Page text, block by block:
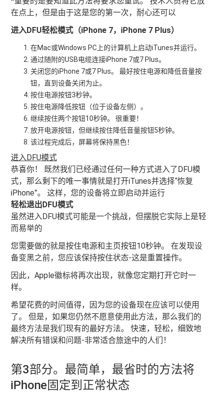
在点上，但是由于这是您的第一次，耐心还可以
进入DFU轻松模式（iPhone 7，iPhone 7 Plus）
在Mac或Windows PC上的计算机上启动iTunes并运行。
通过随附的USB电缆连接iPhone 7或7 Plus。
关闭您的iPhone 7或7 Plus。 最好按住电源和降低音量按
钮，直到设备关闭为止。
按住电源按钮3秒钟。
按住电源降低按钮（位于设备左侧）。
继续按住两个按钮10秒钟。 很重要！
放开电源按钮，但继续按住降低音量按钮5秒钟。
该过程完成后，屏幕将保持黑色！
进入DFU模式
恭喜你！ 既然我们已经通过任何一种方式进入了DFU模
式，那么剩下的唯一事情就是打开iTunes并选择“恢复
iPhone”。 这样，您的设备将立即启动并运行
轻松退出DFU模式
虽然进入DFU模式可能是一个挑战，但摆脱它实际上是轻
而易举的
您需要做的就是按住电源和主页按钮10秒钟。 在发现设
备变黑之前，您应该保持按住状态-这是重置操作。
因此，Apple徽标将再次出现，就像您定期打开它时一
样。
希望花费的时间值得，因为您的设备现在应该可以使用
了。 但是，如果您仍然不愿意使用此方法，那么我们的
最终方法是我们现有的最好方法。 快速，轻松，细致地
解决所有错误和问题-非常适合旅途中的人们！
第3部分。最简单，最省时的方法将
iPhone固定到正常状态